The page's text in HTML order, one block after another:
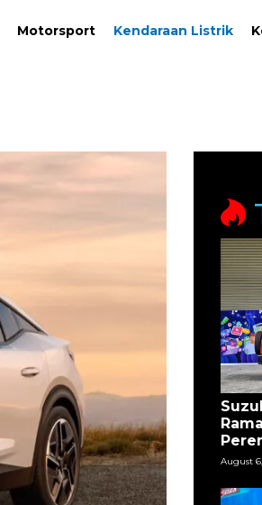
Motorsport Kendaraan Listrik
August